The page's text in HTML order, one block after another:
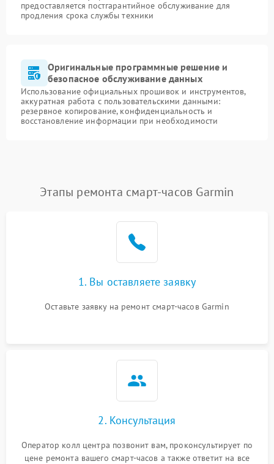
предоставляется постгарантийное обслуживание для
продления срока службы техники
Оригинальные программные решение и
безопасное обслуживание данных
Использование официальных прошивок и инструментов,
аккуратная работа с пользовательскими данными:
резервное копирование, конфиденциальность и
восстановление информации при необходимости
Этапы ремонта смарт-часов Garmin
1. Вы оставляете заявку
Оставьте заявку на ремонт смарт-часов Garmin
2. Консультация
Оператор колл центра позвонит вам, проконсультирует по
цене ремонта вашего смарт-часов а также ответит на все